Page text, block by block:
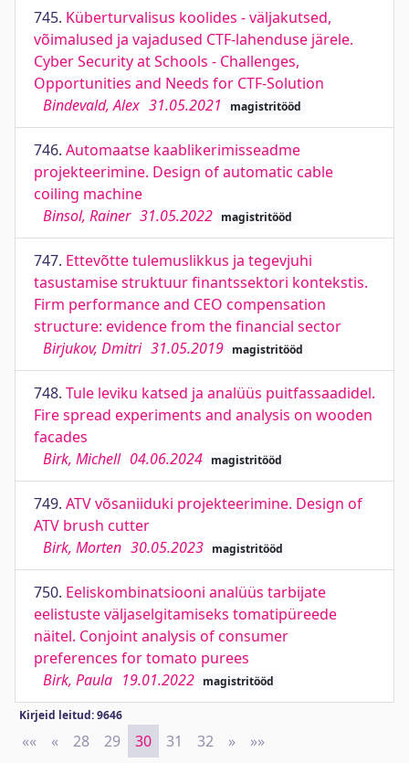
745. Küberturvalisus koolides - väljakutsed,
võimalused ja vajadused CTF-lahenduse järele.
Cyber Security at Schools - Challenges,
Opportunities and Needs for CTF-Solution
Bindevald, Alex 31.05.2021 magistritööd
746. Automaatse kaablikerimisseadme
projekteerimine. Design of automatic cable
coiling machine
Binsol, Rainer 31.05.2022 magistritööd
747. Ettevõtte tulemuslikkus ja tegevjuhi
tasustamise struktuur finantssektori kontekstis.
Firm performance and CEO compensation
structure: evidence from the financial sector
Birjukov, Dmitri 31.05.2019 magistritööd
748. Tule leviku katsed ja analüüs puitfassaadidel.
Fire spread experiments and analysis on wooden
facades
Birk, Michell 04.06.2024 magistritööd
749. ATV võsaniiduki projekteerimine. Design of
ATV brush cutter
Birk, Morten 30.05.2023 magistritööd
750. Eeliskombinatsiooni analüüs tarbijate
eelistuste väljaselgitamiseks tomatipüreede
näitel. Conjoint analysis of consumer
preferences for tomato purees
Birk, Paula 19.01.2022 magistritööd
Kirjeid leitud: 9646
«« First
« Previous
28 29 30 31 32 » Next
»»